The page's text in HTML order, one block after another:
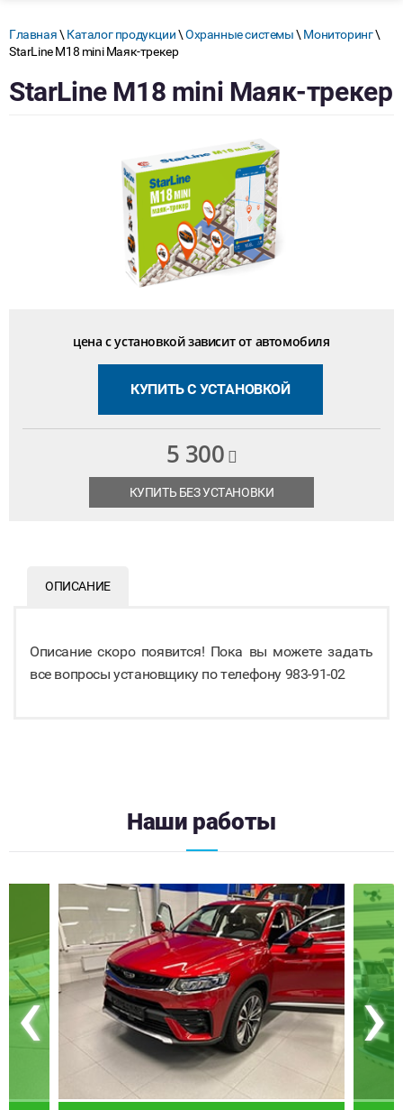
Главная\ Каталог продукции\Охранные системы\ Мониторинг\
StarLine M18 mini Маяк-трекер
StarLine M18 mini Маяк-трекер
цена с установкой зависит от автомобиля
КУПИТЬ С УСТАНОВКОЙ
5 300
КУПИТЬ БЕЗ УСТАНОВКИ
ОПИСАНИЕ
Описание скоро появится! Пока вы можете задать
все вопросы установщику по телефону 983-91-02
Наши работы
‹ ›